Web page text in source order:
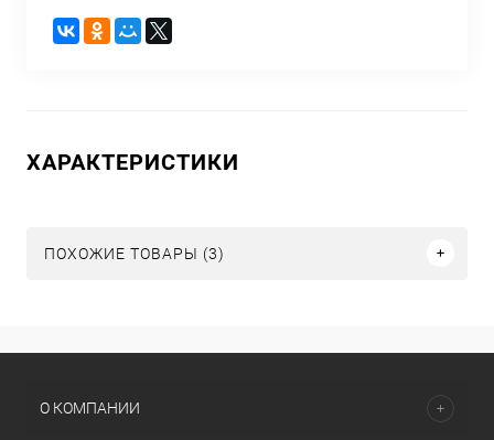
ХАРАКТЕРИСТИКИ
ПОХОЖИЕ ТОВАРЫ (3)
О КОМПАНИИ